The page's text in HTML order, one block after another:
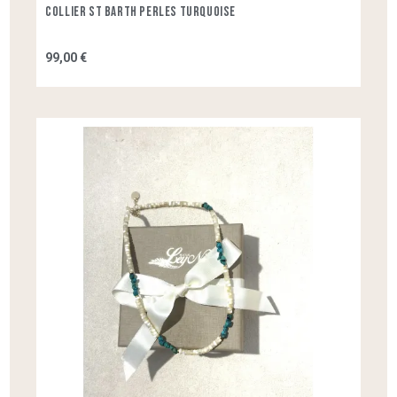
Collier St Barth Perles Turquoise
99,00 €